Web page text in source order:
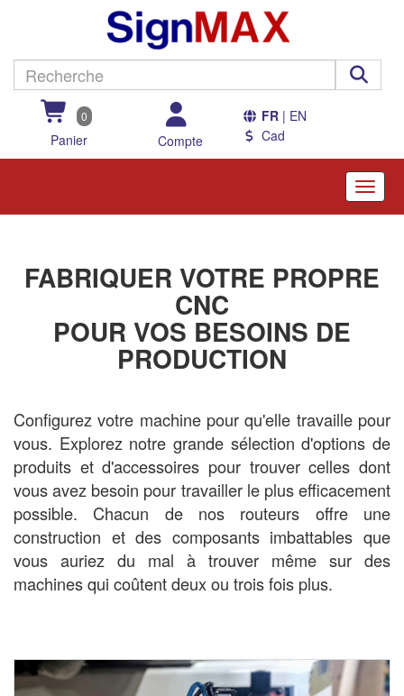
0
Panier Compte
FR| EN
Cad
Toggle
FABRIQUER VOTRE PROPRE
CNC
POUR VOS BESOINS DE
PRODUCTION
Configurez votre machine pour qu'elle travaille pour
vous. Explorez notre grande sélection d'options de
produits et d'accessoires pour trouver celles dont
vous avez besoin pour travailler le plus efficacement
possible. Chacun de nos routeurs offre une
construction et des composants imbattables que
vous auriez du mal à trouver même sur des
machines qui coûtent deux ou trois fois plus.